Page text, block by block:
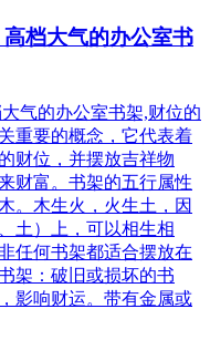
档大气的办公室书
气的办公室书架,财位的
重要的概念，它代表着
财位，并摆放吉祥物
财富。书架的五行属性
。木生火，火生土，因
土）上，可以相生相
任何书架都适合摆放在
架：破旧或损坏的书
影响财运。带有金属或